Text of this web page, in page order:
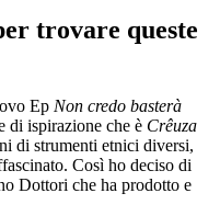
trovare queste
Ep Non credo basterà
di ispirazione che è Crêuza
di strumenti etnici diversi,
Così ho deciso di
Dottori che ha prodotto e